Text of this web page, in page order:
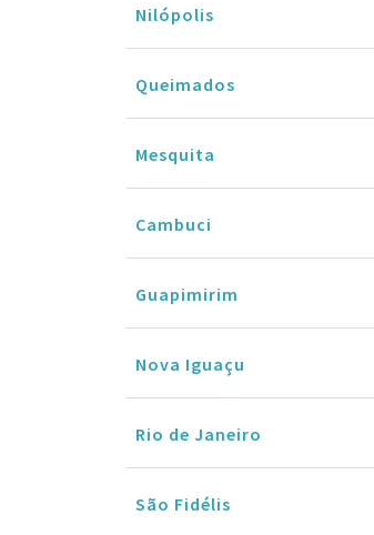
Nilópolis
Queimados
Mesquita
Cambuci
Guapimirim
Nova Iguaçu
Rio de Janeiro
São Fidélis